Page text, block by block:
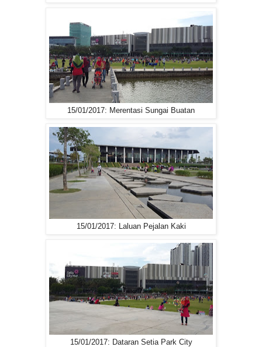
15/01/2017: Merentasi Sungai Buatan
15/01/2017: Laluan Pejalan Kaki
15/01/2017: Dataran Setia Park City